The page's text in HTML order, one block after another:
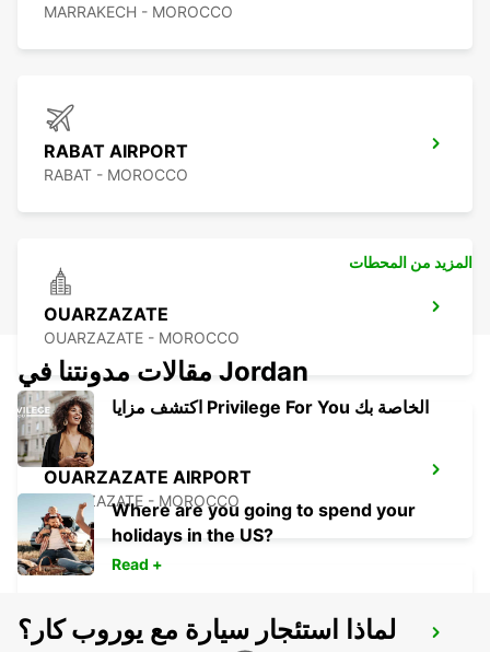
MARRAKECH - MOROCCO
RABAT AIRPORT
RABAT - MOROCCO
OUARZAZATE
OUARZAZATE - MOROCCO
OUARZAZATE AIRPORT
OUARZAZATE - MOROCCO
ESSAOUIRA AIRPORT
المزيد من المحطات
مقالات مدونتنا في Jordan
اكتشف مزايا Privilege For You الخاصة بك
Where are you going to spend your
holidays in the US?
Read +
لماذا استئجار سيارة مع يوروب كار؟